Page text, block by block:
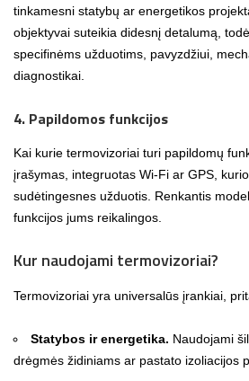
tinkamesni statybų ar energetikos
objektyvai suteikia didesnį detalumą,
specifinėms užduotims, pavyzdžiui,
diagnostikai.
4. Papildomos funkcijos
Kai kurie termovizoriai turi papildomų
įrašymas, integruotas Wi-Fi ar GPS,
sudėtingesnes užduotis. Renkantis
funkcijos jums reikalingos.
Kur naudojami termovizoriai?
Termovizoriai yra universalūs įrankiai,
Statybos ir energetika. Naudojami
drėgmės židiniams ar pastato izoliacijos